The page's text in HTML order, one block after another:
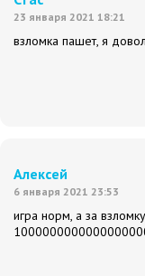
23 января 2021 18:21
взломка пашет, я
Алексей
6 января 2021 23:53
игра норм, а за взломку